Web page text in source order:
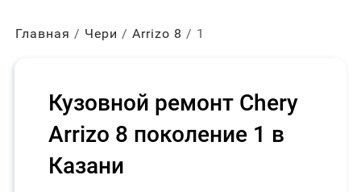
Главная Чери Arrizo 8 1
Кузовной ремонт Chery
Arrizo 8 поколение 1 в
Казани